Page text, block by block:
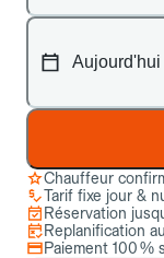
Chauffeur
Tarif fixe jour &
Réservation
Replanification
Paiement 100 %